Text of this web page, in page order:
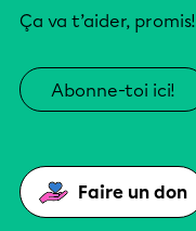
Ça va t’aider, promis!
Abonne-toi ici!
Faire un don